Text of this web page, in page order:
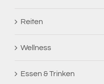
Reiten
Wellness
Essen & Trinken